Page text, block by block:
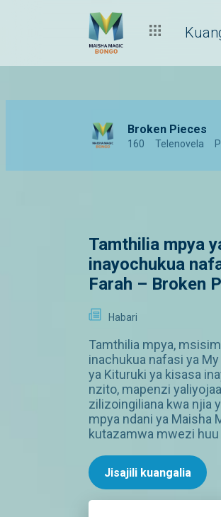
Broken Pieces
160 Telenovela
Tamthilia mpya
inayochukua
Farah – Broken
Habari
Tamthilia mpya,
inachukua nafasi ya
ya Kituruki ya kisasa
nzito, mapenzi
zilizoingiliana kwa njia
mpya ndani ya Maisha
kutazamwa mwezi huu
Jisajili kuangalia